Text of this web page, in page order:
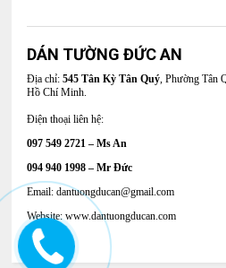
DÁN TƯỜNG ĐỨC AN
Địa chỉ: 545 Tân Kỳ Tân Quý, Phường Tân
Hồ Chí Minh.
Điện thoại liên hệ:
097 549 2721 – Ms An
094 940 1998 – Mr Đức
Email: dantuongducan@gmail.com
Website: www.dantuongducan.com